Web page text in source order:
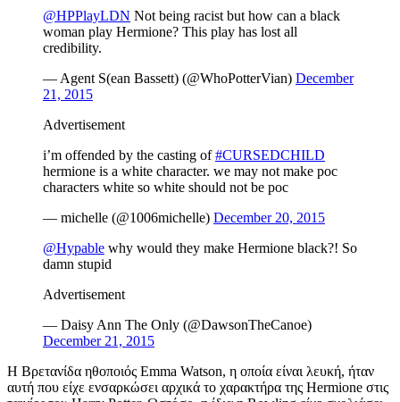
@HPPlayLDN Not being racist but how can a black
woman play Hermione? This play has lost all
credibility.
— Agent S(ean Bassett) (@WhoPotterVian) December
21, 2015
Advertisement
i’m offended by the casting of#CURSEDCHILD
hermione is a white character. we may not make poc
characters white so white should not be poc
— michelle (@1006michelle) December 20, 2015
@Hypable why would they make Hermione black?! So
damn stupid
Advertisement
— Daisy Ann The Only (@DawsonTheCanoe)
December 21, 2015
Η Βρετανίδα ηθοποιός Emma Watson, η οποία είναι λευκή, ήταν
αυτή που είχε ενσαρκώσει αρχικά το χαρακτήρα της Hermione στις